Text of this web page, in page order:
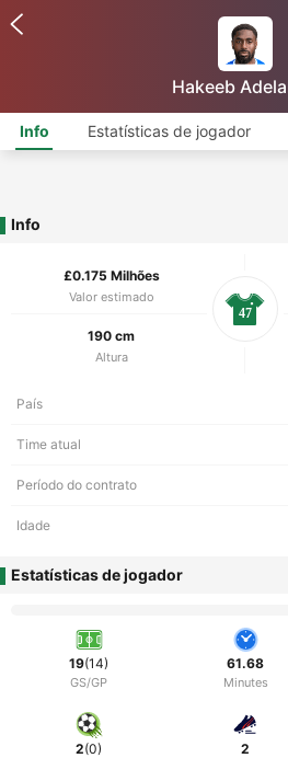
Hakeeb
Info Estatísticas de jogador
Info
£0.175 Milhões
Valor estimado
190 cm
Altura
47
País
Time atual
Período do contrato
Idade
Estatísticas de jogador
19(14)
GS/GP
61.68
Minutes
2(0) 2